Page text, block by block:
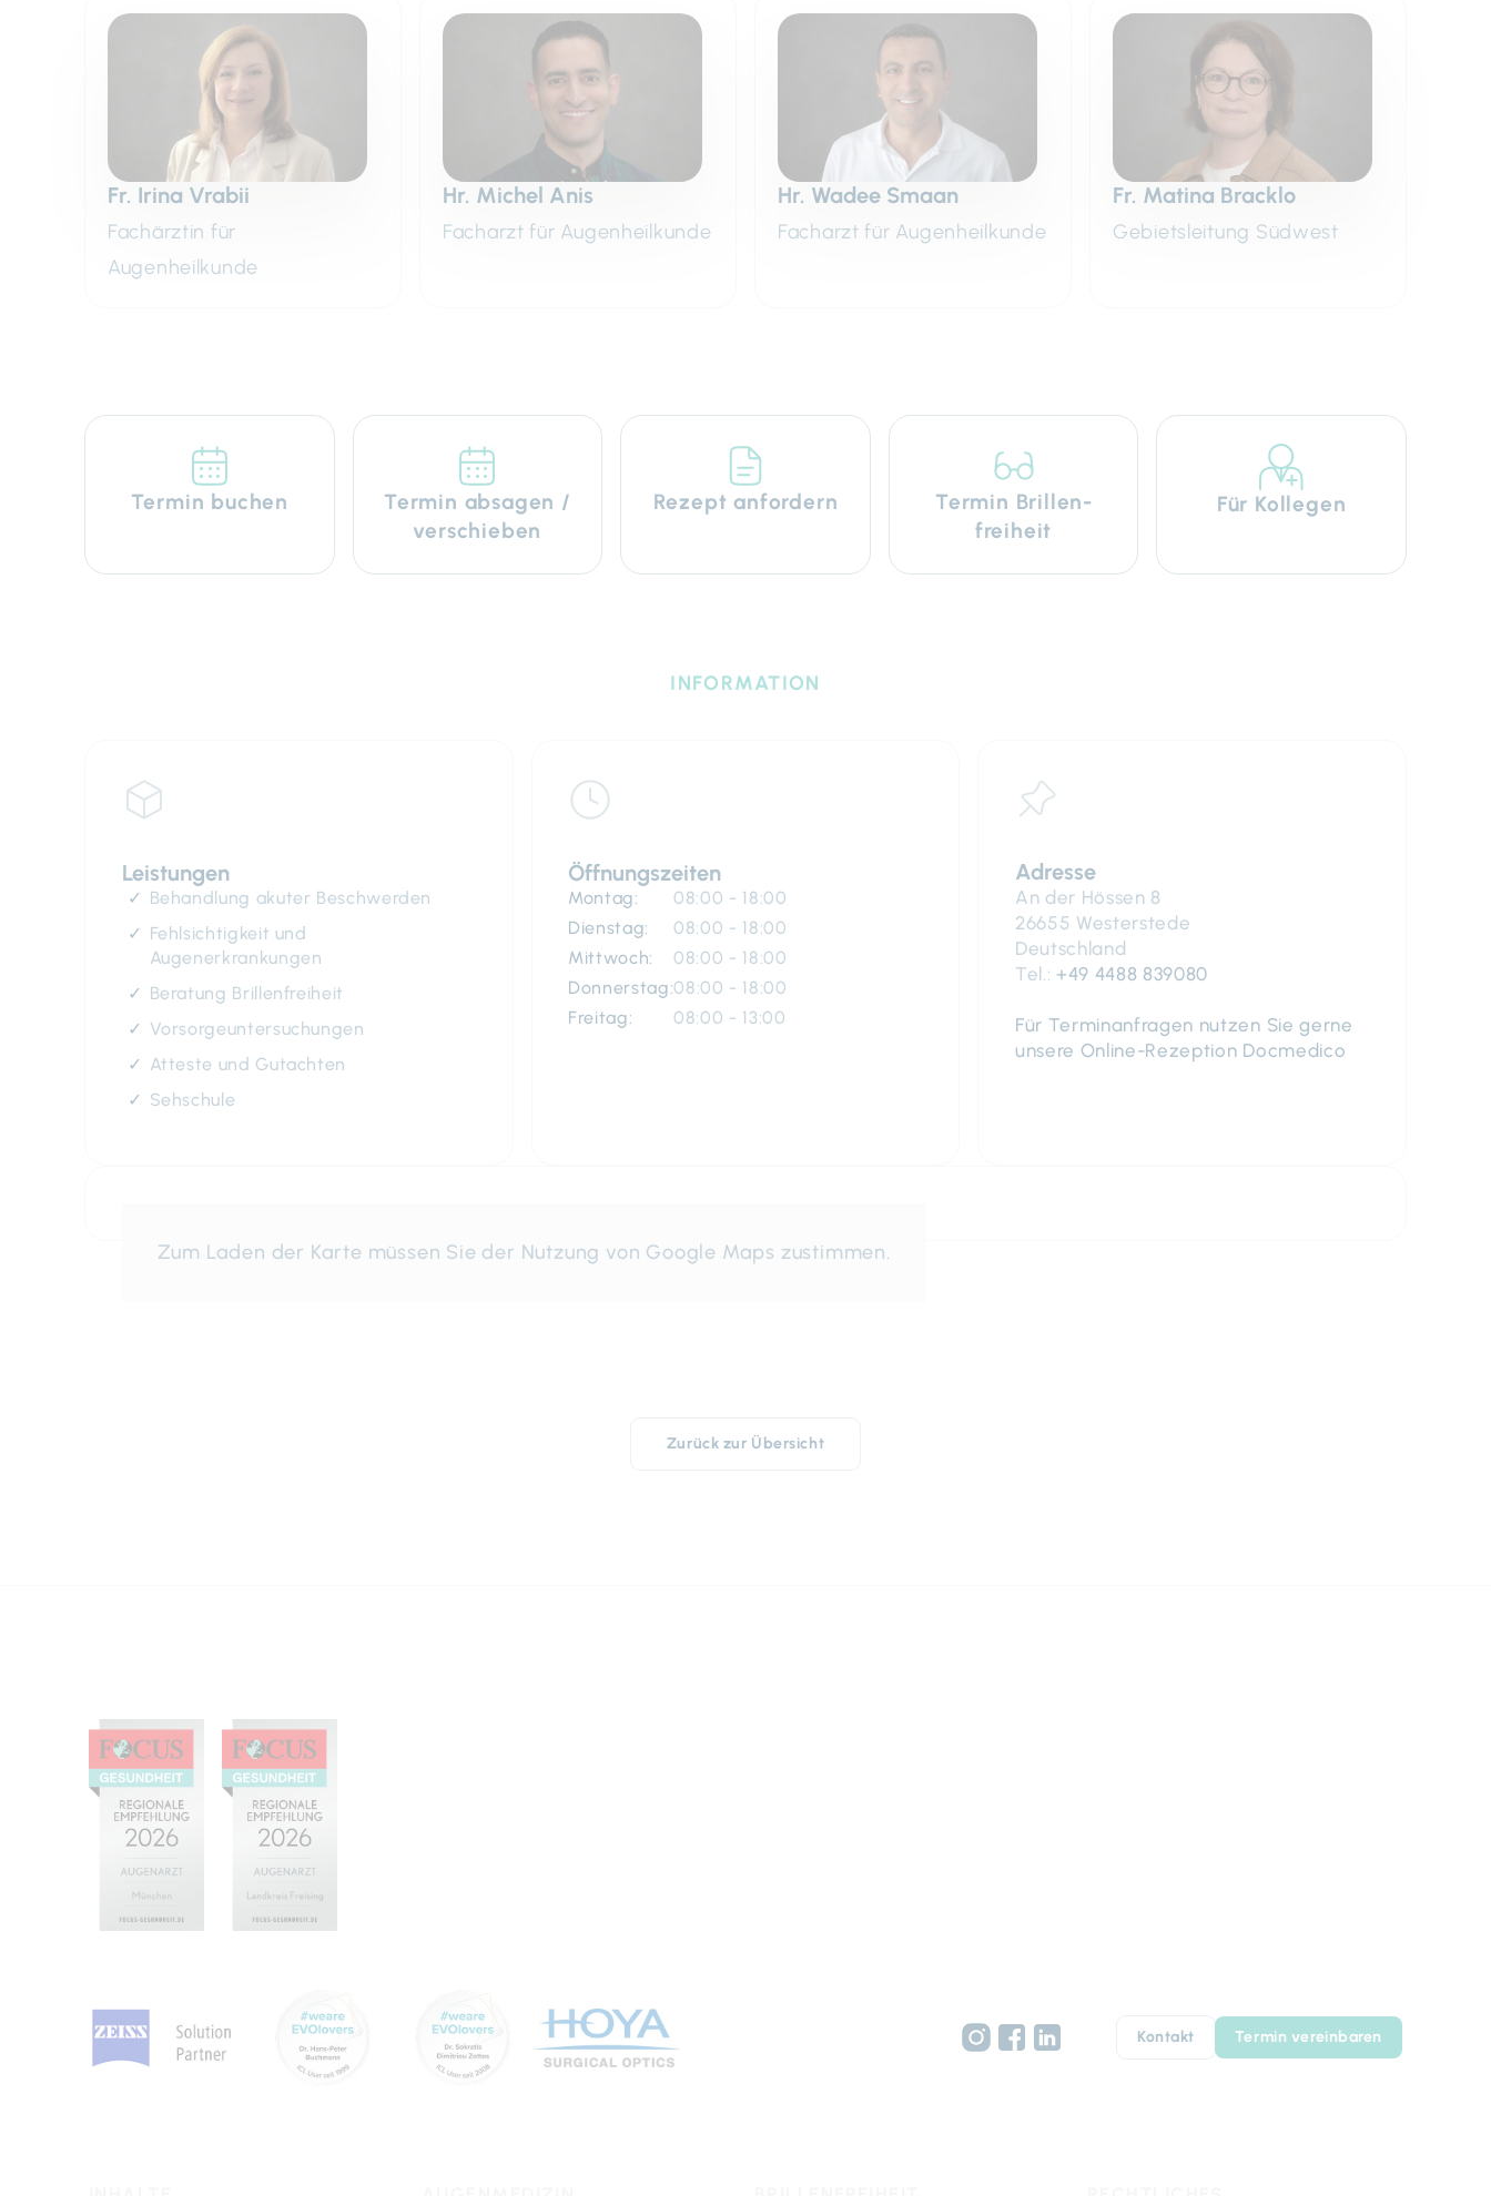
Fr. Irina Vrabii
Fachärztin für
Augenheilkunde
Hr. Michel Anis
Facharzt für Augenheilkunde
Hr. Wadee Smaan
Facharzt für Augenheilkunde
Fr. Matina Bracklo
Gebietsleitung Südwest
Termin buchen
Termin absagen /
verschieben
Rezept anfordern
Termin Brillen­
freiheit
Für Kollegen
INFORMATION
Leistungen
Behandlung akuter Beschwerden
Fehlsichtigkeit und
Augenerkrankungen
Beratung Brillenfreiheit
Vorsorgeuntersuchungen
Atteste und Gutachten
Sehschule
Öffnungszeiten
Montag:
08:00 - 18:00
Dienstag:
08:00 - 18:00
Mittwoch:
08:00 - 18:00
Donnerstag:08:00 - 18:00
Freitag:
08:00 - 13:00
Adresse
An der Hössen 8
26655 Westerstede
Deutschland
Tel.: +49 4488 839080
Für Terminanfragen nutzen Sie gerne
unsere Online-Rezeption Docmedico
Zum Laden der Karte müssen Sie der Nutzung von Google Maps zustimmen.
Zurück zur Übersicht
Kontakt Termin vereinbaren